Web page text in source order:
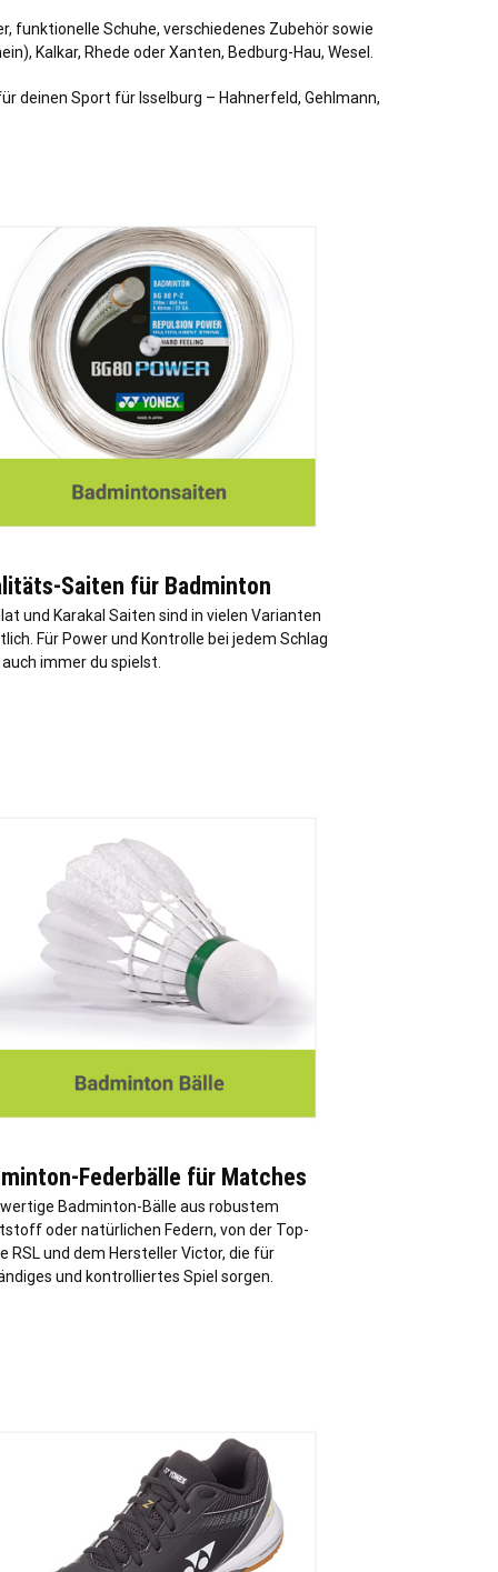
funktionelle Schuhe, verschiedenes Zubehör sowie
, Kalkar, Rhede oderXanten, Bedburg-Hau, Wesel
deinen Sport für Isselburg – Hahnerfeld, Gehlmann,
Saiten für Badminton
und Karakal Saiten sind in vielen Varianten
Für Power und Kontrolle bei jedem Schlag
immer du spielst.
Federbälle für Matches
Badminton-Bälle aus robustem
oder natürlichen Federn, von der Top-
RSL und dem Hersteller Victor, die für
und kontrolliertes Spiel sorgen.